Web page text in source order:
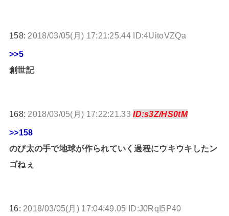
158: 2018/03/05(月) 17:21:25.44 ID:4UitoVZQa
>>5
創世記
168: 2018/03/05(月) 17:22:21.33ID:s3Z/HS0tM
>>158
のび太の手で地球が作られていく過程にウキウキしたン
ゴねぇ
16: 2018/03/05(月) 17:04:49.05 ID:J0RqI5P40